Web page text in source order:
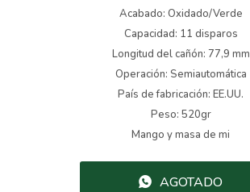
Acabado: Oxidado/Verde
Capacidad: 11 disparos
Longitud del cañón: 77,9 mm
Operación: Semiautomática
País de fabricación: EE.UU.
Peso: 520gr
Mango y masa de mi
AGOTADO